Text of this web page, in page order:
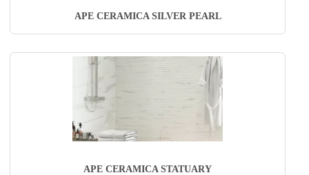
APE CERAMICA SILVER PEARL
APE CERAMICA STATUARY